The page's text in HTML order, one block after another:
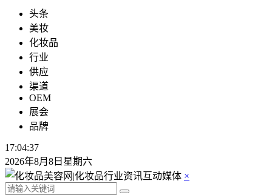
头条
美妆
化妆品
行业
供应
渠道
OEM
展会
品牌
17:04:38
2026年8月8日星期六
×